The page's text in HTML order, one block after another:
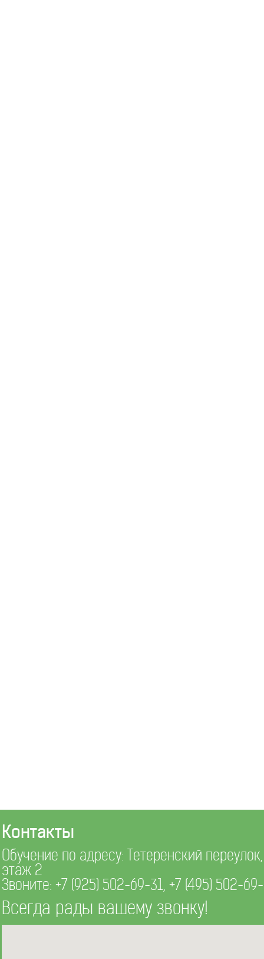
Контакты
Обучение по адресу: Тетеренский
этаж 2
Звоните:+7 (925) 502-69-31,+7 (495) 502-
Всегда рады вашему звонку!